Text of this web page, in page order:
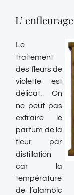
L’ enfleurage
Le
traitement
des fleurs de
violette est
délicat. On
ne peut pas
extraire le
parfum de la
fleur par
distillation
car la
température
de l’alambic